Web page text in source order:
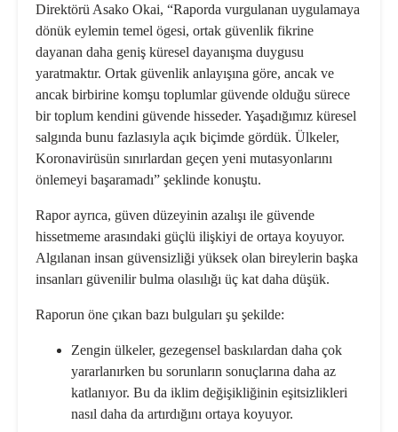
Direktörü Asako Okai, “Raporda vurgulanan uygulamaya
dönük eylemin temel ögesi, ortak güvenlik fikrine
dayanan daha geniş küresel dayanışma duygusu
yaratmaktır. Ortak güvenlik anlayışına göre, ancak ve
ancak birbirine komşu toplumlar güvende olduğu sürece
bir toplum kendini güvende hisseder. Yaşadığımız küresel
salgında bunu fazlasıyla açık biçimde gördük. Ülkeler,
Koronavirüsün sınırlardan geçen yeni mutasyonlarını
önlemeyi başaramadı” şeklinde konuştu.
Rapor ayrıca, güven düzeyinin azalışı ile güvende
hissetmeme arasındaki güçlü ilişkiyi de ortaya koyuyor.
Algılanan insan güvensizliği yüksek olan bireylerin başka
insanları güvenilir bulma olasılığı üç kat daha düşük.
Raporun öne çıkan bazı bulguları şu şekilde:
Zengin ülkeler, gezegensel baskılardan daha çok
yararlanırken bu sorunların sonuçlarına daha az
katlanıyor. Bu da iklim değişikliğinin eşitsizlikleri
nasıl daha da artırdığını ortaya koyuyor.